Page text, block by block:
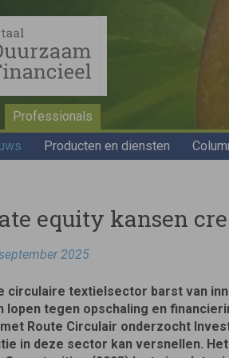
Professionals
Producten en diensten
equity kansen
2025
circulaire textielsector barst van
tegen opschaling en
Route Circulair onderzocht
in deze sector kan versnellen.